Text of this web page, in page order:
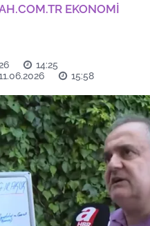
EKONOMİ
14:25
15:58